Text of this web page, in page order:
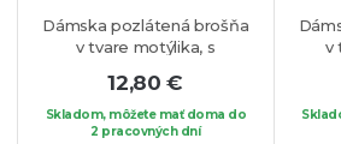
Dámska pozlátená brošňa
v tvare motýlika, s
krídlami. Hornú časť krídel
zdobia ligotavé trblietky,
spodnú časť krídel zasa
12,80 €
Skladom, môžete mať doma do
2 pracovných dní
v
je